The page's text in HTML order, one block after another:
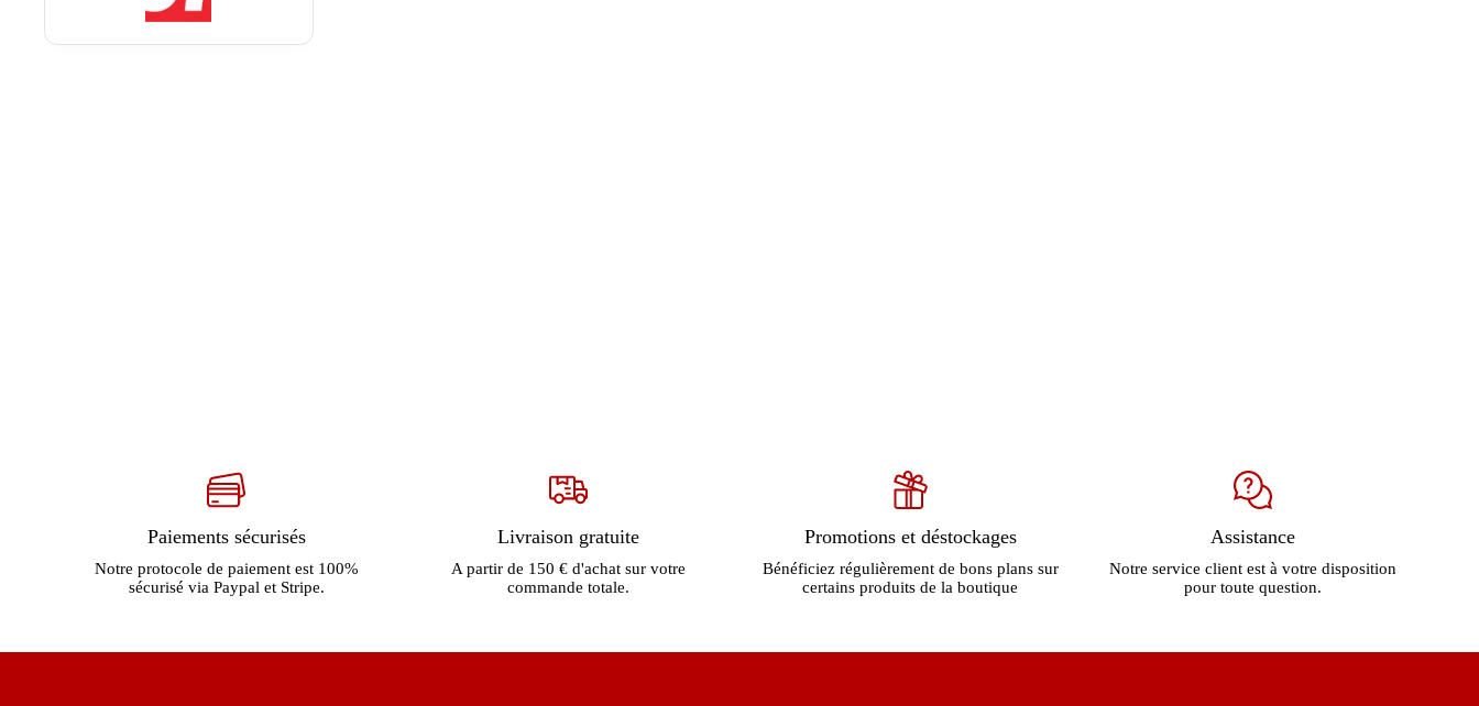
79.90 €
peuvent
Paiements sécurisés
Notre protocole de paiement est 100%
sécurisé via Paypal et Stripe.
Livraison gratuite
A partir de 150 € d'achat sur votre
commande totale.
Promotions et déstockages
Bénéficiez régulièrement de bons plans sur
certains produits de la boutique
Assistance
Notre service client est à votre disposition
pour toute question.